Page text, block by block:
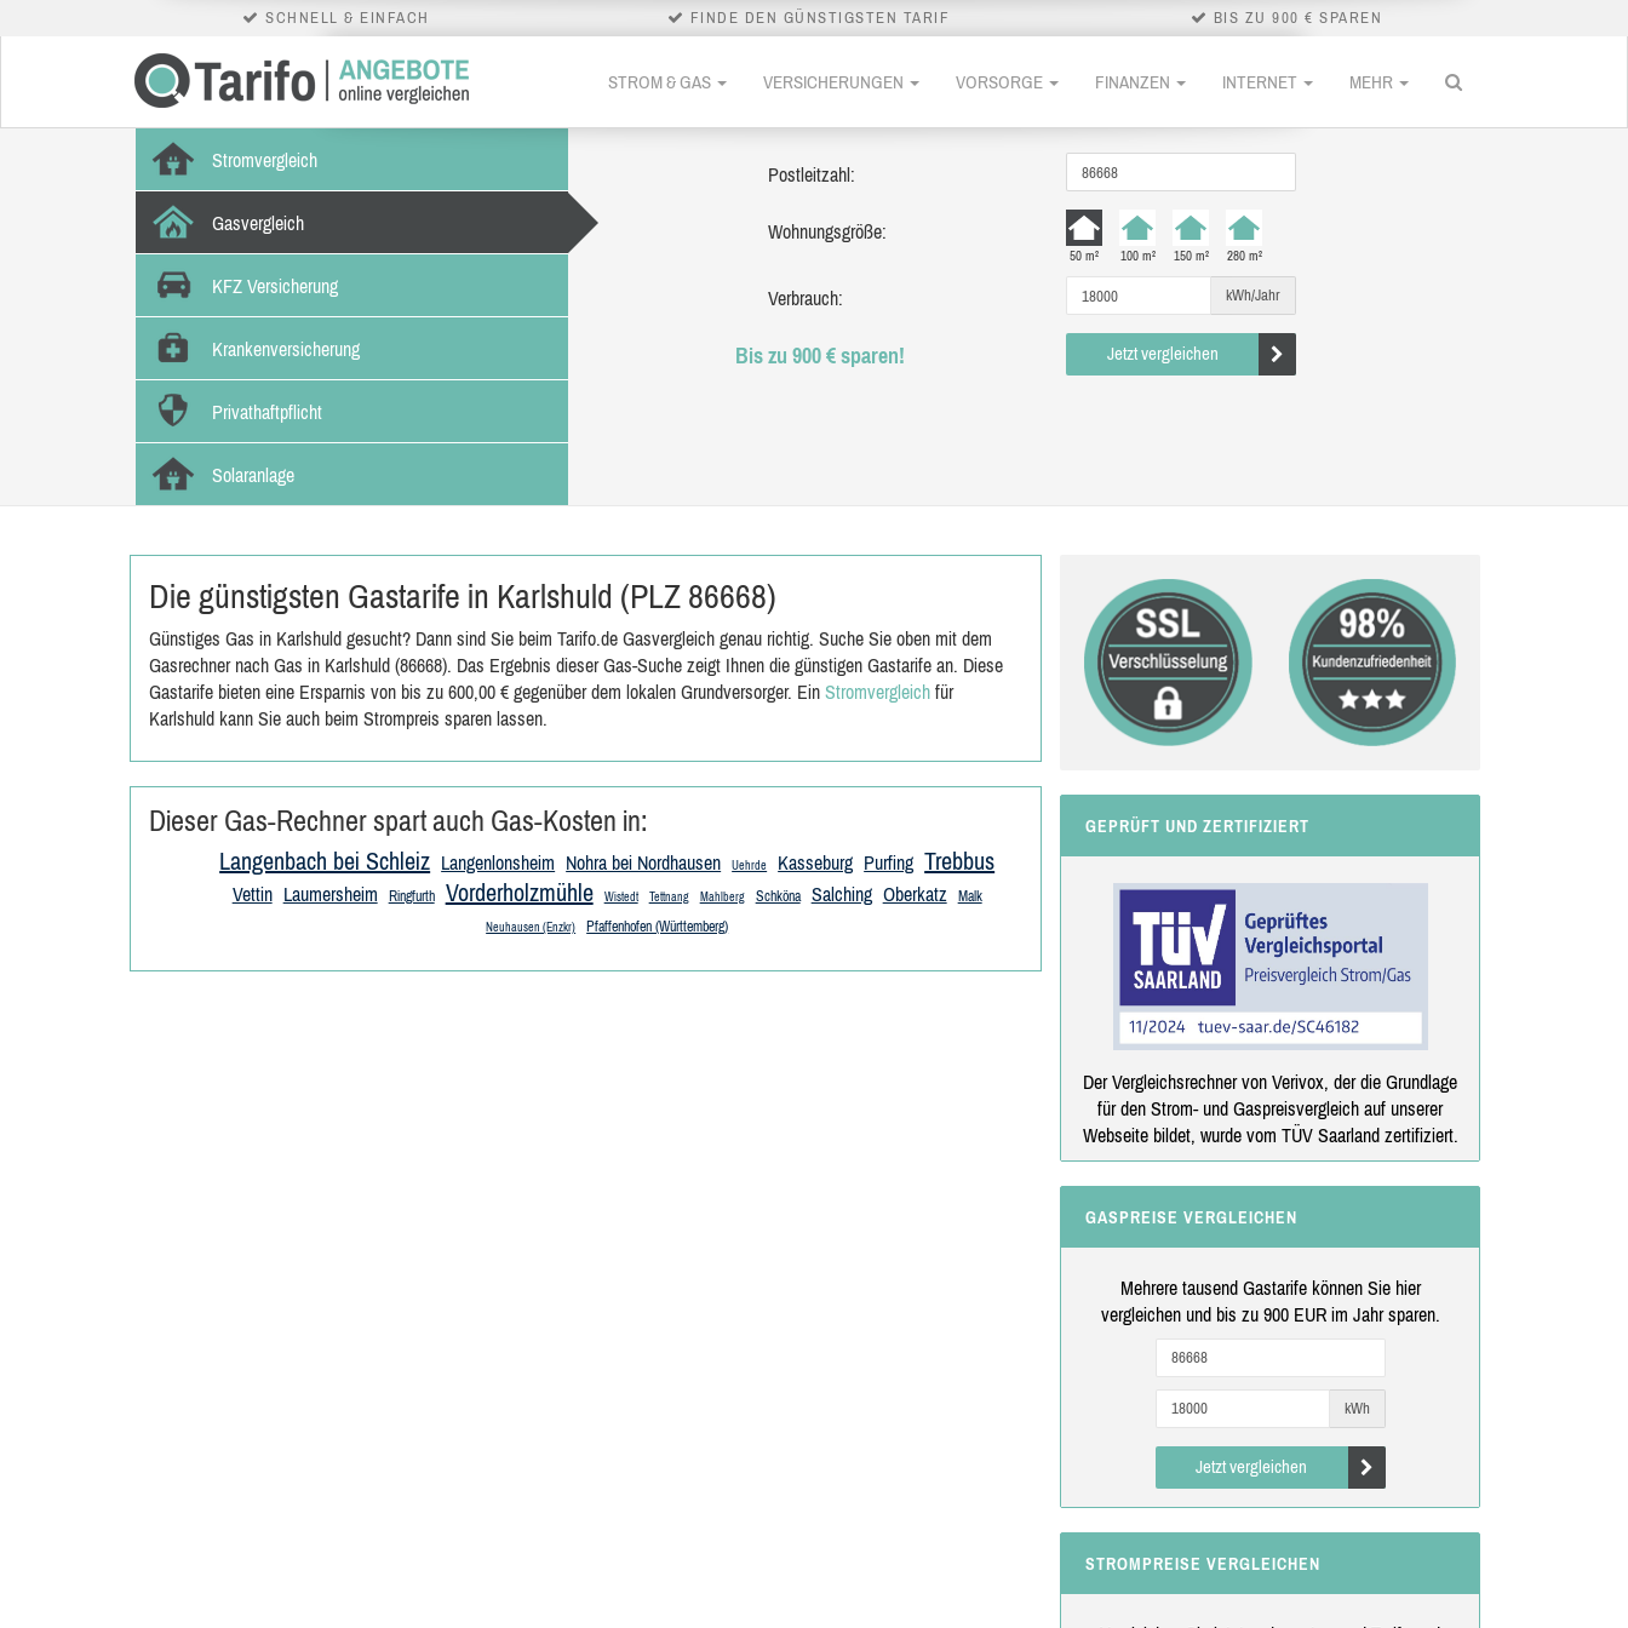
SCHNELL & EINFACH FINDE DEN GÜNSTIGSTEN TARIF BIS ZU 900 € SPAREN
STROM & GAS VERSICHERUNGEN VORSORGE FINANZEN INTERNET MEHR
Stromvergleich
Gasvergleich
KFZ Versicherung
Krankenversicherung
Privathaftpflicht
Solaranlage
Postleitzahl:
Wohnungsgröße:
50 m² 100 m² 150 m² 280 m²
Verbrauch: kWh/Jahr
Bis zu 900 € sparen! Jetzt vergleichen
Die günstigsten Gastarife in Karlshuld (PLZ 86668)
Günstiges Gas in Karlshuld gesucht? Dann sind Sie beim Tarifo.de Gasvergleich genau richtig. Suche Sie oben mit dem
Gasrechner nach Gas in Karlshuld (86668). Das Ergebnis dieser Gas-Suche zeigt Ihnen die günstigen Gastarife an. Diese
Gastarife bieten eine Ersparnis von bis zu 600,00 € gegenüber dem lokalen Grundversorger. Ein Stromvergleich für
Karlshuld kann Sie auch beim Strompreis sparen lassen.
Dieser Gas-Rechner spart auch Gas-Kosten in:
Langenbach bei Schleiz Langenlonsheim Nohra bei Nordhausen Uehrde Kasseburg Purfing Trebbus
Vettin Laumersheim Ringfurth Vorderholzmühle Wistedt Tettnang Mahlberg Schköna Salching Oberkatz Malk
Neuhausen (Enzkr) Pfaffenhofen (Württemberg)
GEPRÜFT UND ZERTIFIZIERT
Der Vergleichsrechner von Verivox, der die Grundlage
für den Strom- und Gaspreisvergleich auf unserer
Webseite bildet, wurde vom TÜV Saarland zertifiziert.
GASPREISE VERGLEICHEN
Mehrere tausend Gastarife können Sie hier
vergleichen und bis zu 900 EUR im Jahr sparen.
kWh
Jetzt vergleichen
STROMPREISE VERGLEICHEN